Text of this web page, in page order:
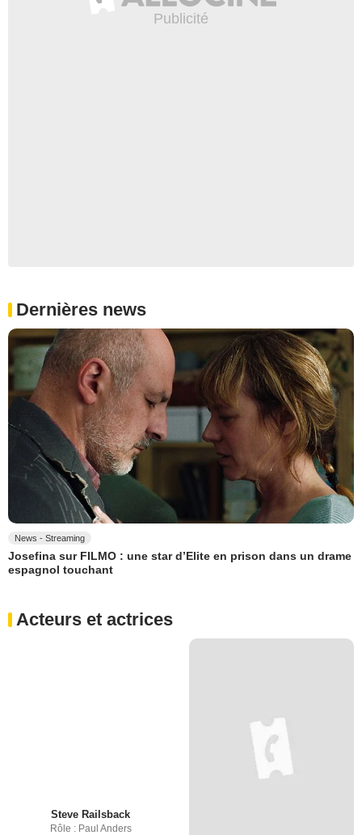
Dernières news
News - Streaming
Josefina sur FILMO : une star d’Elite en prison dans un drame
espagnol touchant
Acteurs et actrices
Steve Railsback
Rôle : Paul Anders